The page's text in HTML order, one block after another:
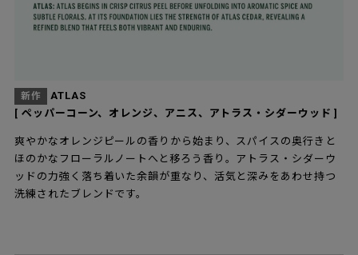
新作
ATLAS
[ ペッパーコーン、オレンジ、アニス、アトラス・シダーウッド ]
爽やかなオレンジピールの香りから始まり、スパイスの奥行きと
ほのかなフローラルノートへと移ろう香り。アトラス・シダーウ
ッドの力強く落ち着いた余韻が重なり、活気と深みをあわせ持つ
洗練されたブレンドです。